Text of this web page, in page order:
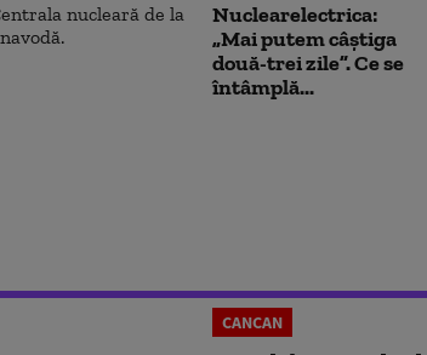
Nuclearelectrica:
„Mai putem câștiga
două-trei zile”. Ce se
întâmplă...
CANCAN